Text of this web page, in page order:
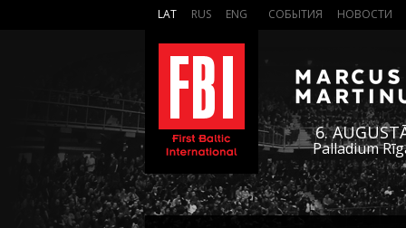
LAT RUS ENG СОБЫТИЯ НОВОСТИ
6.
Palladium